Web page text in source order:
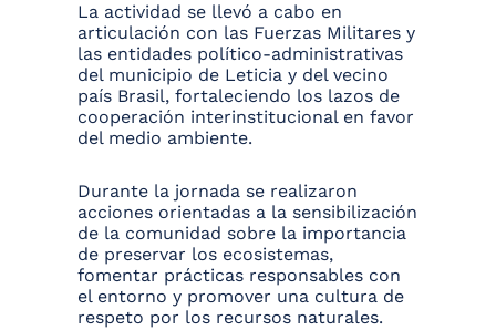
La actividad se llevó a cabo en
articulación con las Fuerzas Militares y
las entidades político-administrativas
del municipio de Leticia y del vecino
país Brasil, fortaleciendo los lazos de
cooperación interinstitucional en favor
del medio ambiente.
Durante la jornada se realizaron
acciones orientadas a la sensibilización
de la comunidad sobre la importancia
de preservar los ecosistemas,
fomentar prácticas responsables con
el entorno y promover una cultura de
respeto por los recursos naturales.